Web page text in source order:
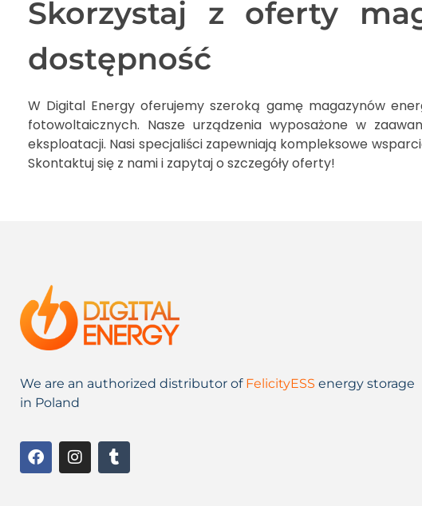
Skorzystaj z oferty
dostępność
W Digital Energy oferujemy szeroką gamę magazynów
fotowoltaicznych. Nasze urządzenia wyposażone w
eksploatacji. Nasi specjaliści zapewniają kompleksowe
Skontaktuj się z nami i zapytaj o szczegóły oferty!
We are an authorized distributor of FelicityESS energy storage
in Poland